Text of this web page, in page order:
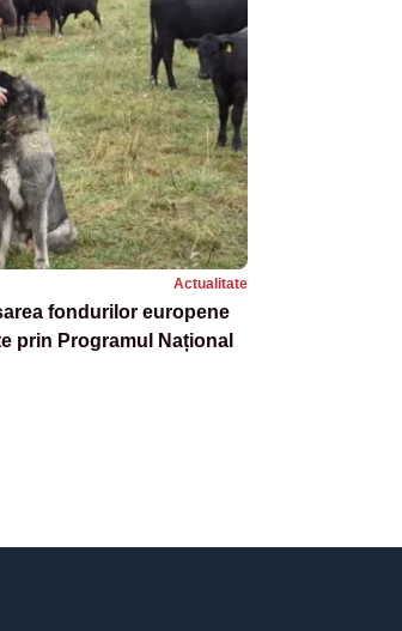
Actualitate
fondurilor europene
prin Programul Național